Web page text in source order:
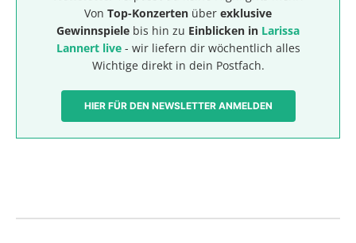
Von Top-Konzerten über exklusive
Gewinnspiele bis hin zu Einblicken in Larissa
Lannert live- wir liefern dir wöchentlich alles
Wichtige direkt in dein Postfach.
HIER FÜR DEN NEWSLETTER ANMELDEN